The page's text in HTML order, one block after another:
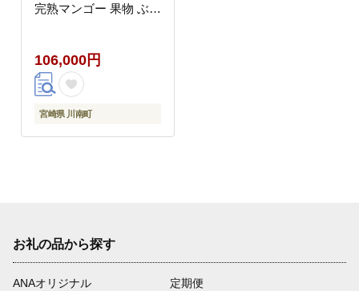
完熟マンゴー 果物 ぶど
[C11717t6]
106,000円
宮崎県 川南町
お礼の品から探す
ANAオリジナル
定期便